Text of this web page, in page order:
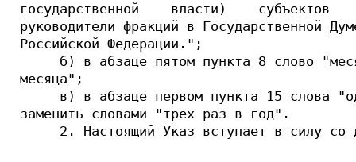
государственной    власти)    субъектов
руководители фракций в Государственной
Российской Федерации.";
б) в абзаце пятом пункта 8 слово
месяца";
в) в абзаце первом пункта 15 слова
заменить словами "трех раз в год".
2. Настоящий Указ вступает в силу со